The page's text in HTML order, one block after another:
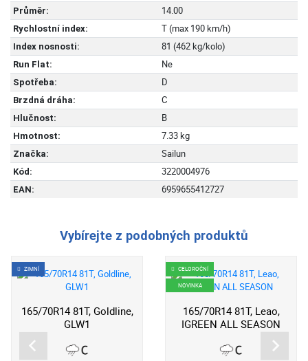
Průměr: 14.00
Rychlostní index: T (max 190 km/h)
Index nosnosti: 81 (462 kg/kolo)
Run Flat: Ne
Spotřeba: D
Brzdná dráha: C
Hlučnost: B
Hmotnost: 7.33 kg
Značka: Sailun
Kód: 3220004976
EAN: 6959655412727
Vybírejte z podobných produktů
ZIMNÍ
165/70R14 81T, Goldline,
GLW1
CELOROČNÍ
NOVINKA
165/70R14 81T, Leao,
IGREEN ALL SEASON